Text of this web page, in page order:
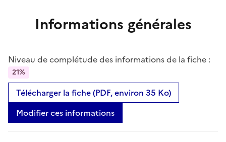
Informations générales
Niveau de complétude des informations de la fiche :
21%
Télécharger la fiche (PDF, environ 35 Ko)
Modifier ces informations